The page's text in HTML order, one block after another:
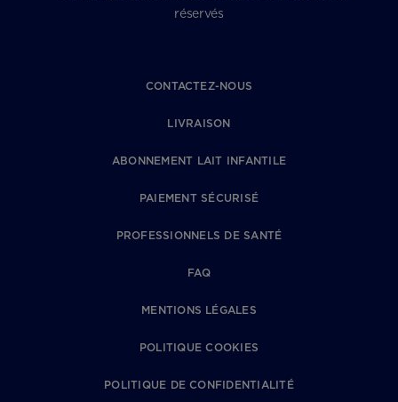
réservés
CONTACTEZ-NOUS
LIVRAISON
ABONNEMENT LAIT INFANTILE
PAIEMENT SÉCURISÉ
PROFESSIONNELS DE SANTÉ
FAQ
MENTIONS LÉGALES
POLITIQUE COOKIES
POLITIQUE DE CONFIDENTIALITÉ